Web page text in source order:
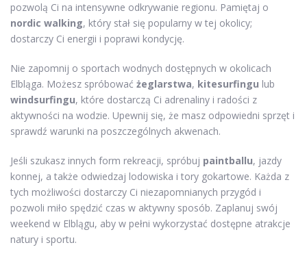
pozwolą Ci na intensywne odkrywanie regionu. Pamiętaj o
nordic walking, który stał się popularny w tej okolicy;
dostarczy Ci energii i poprawi kondycję.
Nie zapomnij o sportach wodnych dostępnych w okolicach
Elbląga. Możesz spróbować żeglarstwa, kitesurfingu lub
windsurfingu, które dostarczą Ci adrenaliny i radości z
aktywności na wodzie. Upewnij się, że masz odpowiedni sprzęt i
sprawdź warunki na poszczególnych akwenach.
Jeśli szukasz innych form rekreacji, spróbuj paintballu, jazdy
konnej, a także odwiedzaj lodowiska i tory gokartowe. Każda z
tych możliwości dostarczy Ci niezapomnianych przygód i
pozwoli miło spędzić czas w aktywny sposób. Zaplanuj swój
weekend w Elblągu, aby w pełni wykorzystać dostępne atrakcje
natury i sportu.